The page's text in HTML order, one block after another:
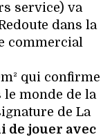
service) va
dans la
commercial
qui confirme
le monde de la
de La
de jouer avec